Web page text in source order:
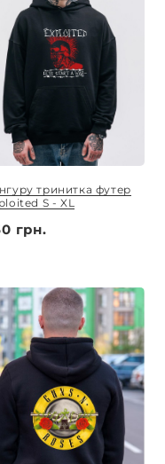
тринитка футер
S - XL
грн.